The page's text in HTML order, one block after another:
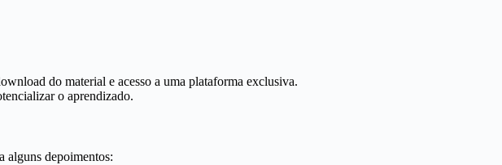
do material e acesso a uma plataforma exclusiva.
o aprendizado.
alguns depoimentos: